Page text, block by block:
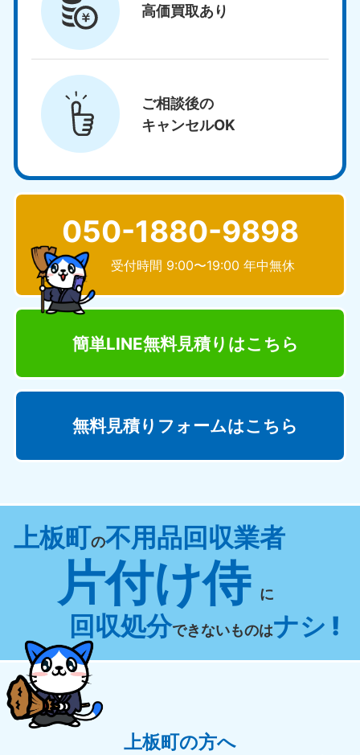
高価買取あり
ご相談後の
キャンセルOK
050-1880-9898
受付時間 9:00〜19:00 年中無休
簡単LINE無料見積り はこちら
無料見積りフォームはこちら
上板町の不用品回収業者
片付け侍 に
回収処分できないものはナシ !
上板町の方へ